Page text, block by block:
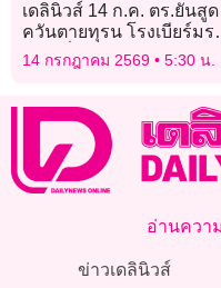
เดลินิวส์ 14 ก.ค. ตร.ยันสูด
ควันตายทุรน โรงเบียร์มร
ศพเกลื่อนประตูหนีไฟ
14 กรกฎาคม 2569 5:30 น.
อ่านควา
ข่าวเดลินิวส์